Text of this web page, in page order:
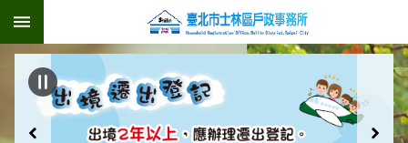
跳到主要內容區塊